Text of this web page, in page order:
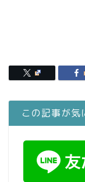
この記事が気